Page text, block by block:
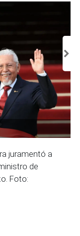
juramentó a
de
Foto: